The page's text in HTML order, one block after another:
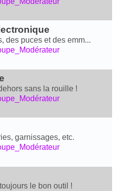
des puces et des emm...
sans la rouille !
garnissages, etc.
le bon outil !